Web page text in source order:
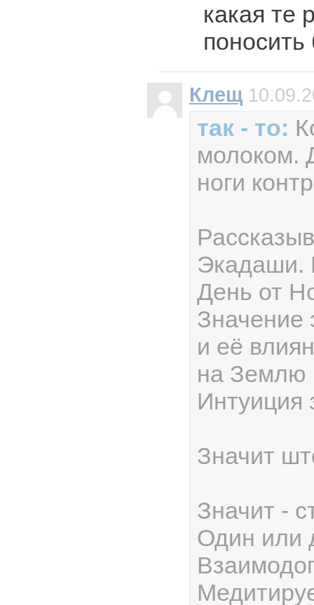
какая те
Клещ
так - то:
молоком.
ноги
Экадаши.
День от
Значение
и её
на Землю
Интуиция
Значит
Значит -
Один или